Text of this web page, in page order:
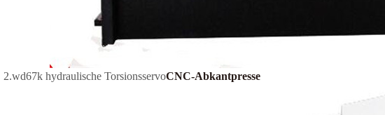
2.wd67k hydraulische TorsionsservoCNC-Abkantpresse